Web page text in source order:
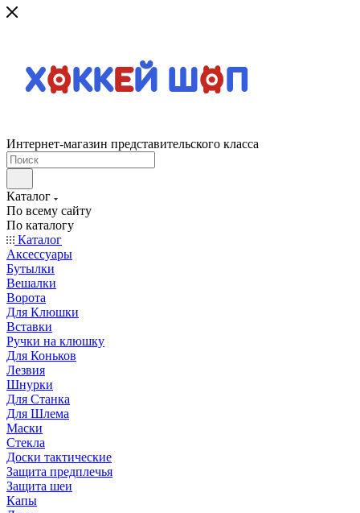
Интернет-магазин представительского класса
Каталог
По всему сайту
По каталогу
Каталог
Аксессуары
Бутылки
Вешалки
Ворота
Для Клюшки
Вставки
Ручки на клюшку
Для Коньков
Лезвия
Шнурки
Для Станка
Для Шлема
Маски
Стекла
Доски тактические
Защита предплечья
Защита шеи
Капы